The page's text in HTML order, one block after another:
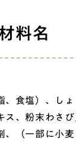
料名
食塩）、し
、粉末わさ
（一部に小